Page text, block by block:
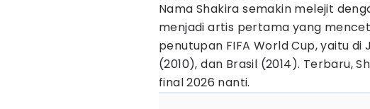
Nama Shakira semakin melejit
menjadi artis pertama yang
penutupan FIFA World Cup, yaitu
(2010), dan Brasil (2014). Terbaru,
final 2026 nanti.